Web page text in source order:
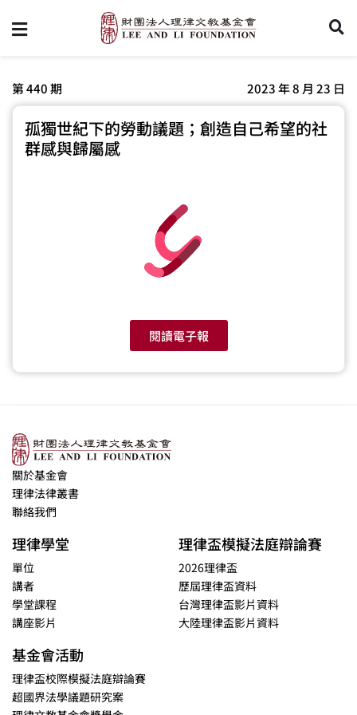
第 440 期 2023 年 8 月 23 日
孤獨世紀下的勞動議題；創造自己希望的社
群感與歸屬感
閱讀電子報
關於基金會
理律法律叢書
聯絡我們
理律學堂
單位
講者
學堂課程
講座影片
理律盃模擬法庭辯論賽
2026理律盃
歷屆理律盃資料
台灣理律盃影片資料
大陸理律盃影片資料
基金會活動
理律盃校際模擬法庭辯論賽
超國界法學議題研究案